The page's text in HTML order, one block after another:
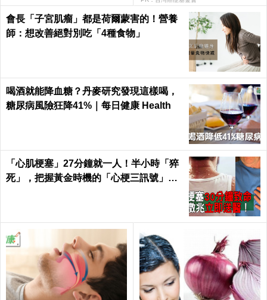
會長「子宮肌瘤」都是荷爾蒙害的！營養
師：想改善絕對別吃「4種食物」
喝酒就能降血糖？丹麥研究發現這樣喝，
糖尿病風險狂降41%｜每日健康 Health
「心肌梗塞」27分鐘就一人！半小時「猝
死」，把握黃金時機的「心梗三訊號」！